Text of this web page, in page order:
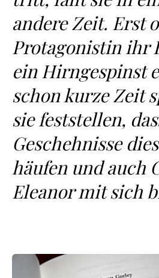
andere Zeit. Erst
Protagonistin ihr
ein Hirngespinst
schon kurze Zeit
sie feststellen,
Geschehnisse
häufen und auch
Eleanor mit sich